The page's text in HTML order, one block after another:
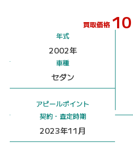
買取価格 10
年式
2002年
車種
セダン
アピールポイント
契約・査定時期
2023年11月